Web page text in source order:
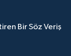
Bir Söz Veriş